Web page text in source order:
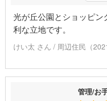
光が丘公園とショッピ
利な立地です。
けい太 さん / 周辺住民（
管理/お